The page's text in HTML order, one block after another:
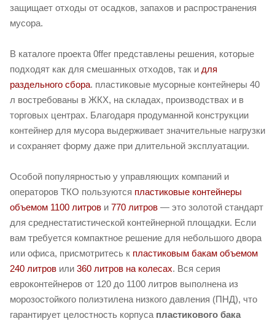
защищает отходы от осадков, запахов и распространения
мусора.
В каталоге проекта 0ffer представлены решения, которые
подходят как для смешанных отходов, так и для
раздельного сбора. пластиковые мусорные контейнеры 40
л востребованы в ЖКХ, на складах, производствах и в
торговых центрах. Благодаря продуманной конструкции
контейнер для мусора выдерживает значительные нагрузки
и сохраняет форму даже при длительной эксплуатации.
Особой популярностью у управляющих компаний и
операторов ТКО пользуются пластиковые контейнеры
объемом 1100 литров и 770 литров — это золотой стандарт
для среднестатистической контейнерной площадки. Если
вам требуется компактное решение для небольшого двора
или офиса, присмотритесь к пластиковым бакам объемом
240 литров или 360 литров на колесах. Вся серия
евроконтейнеров от 120 до 1100 литров выполнена из
морозостойкого полиэтилена низкого давления (ПНД), что
гарантирует целостность корпуса пластикового бака